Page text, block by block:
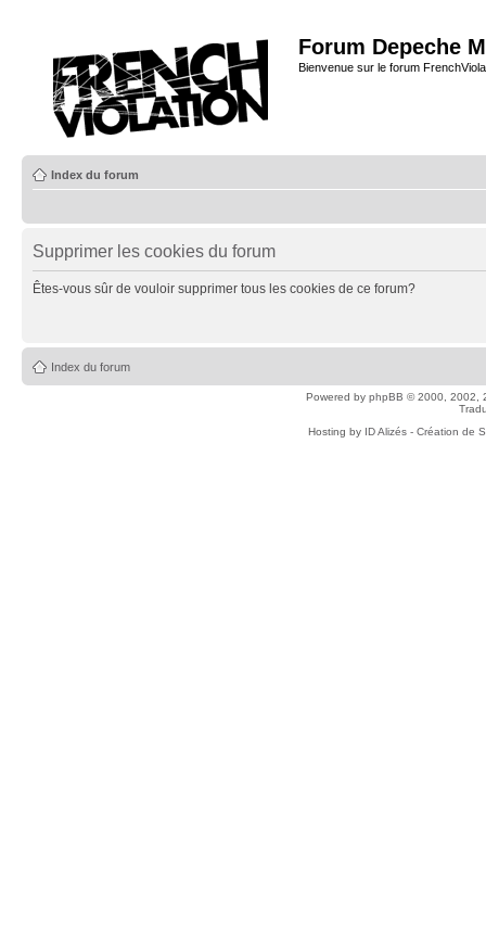
Forum Depeche
Bienvenue sur le forum
Index du forum
Supprimer les cookies du forum
Êtes-vous sûr de vouloir supprimer tous les cookies de ce forum?
Index du forum
Powered by phpBB © 2000, 2002,
Hosting by ID Alizés - Création de